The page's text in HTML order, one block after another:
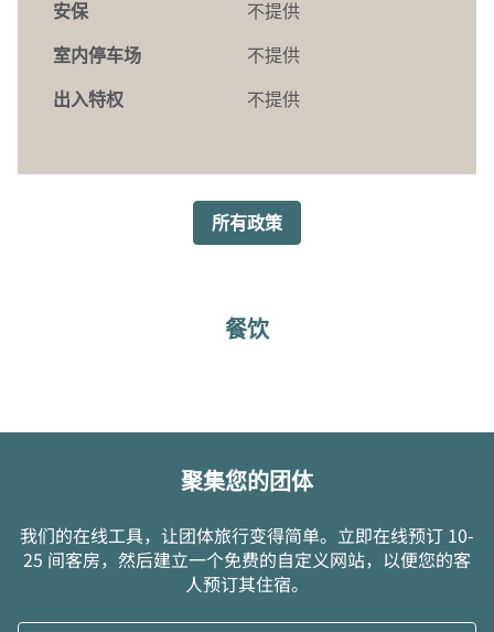
安保 不提供
室内停车场 不提供
出入特权 不提供
所有政策
餐饮
聚集您的团体
我们的在线工具，让团体旅行变得简单。立即在线预订 10-
25 间客房，然后建立一个免费的自定义网站，以便您的客
人预订其住宿。